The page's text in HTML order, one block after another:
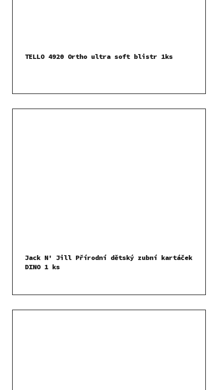
TELLO 4920 Ortho ultra soft blistr 1ks
Jack N' Jill Přírodní dětský zubní kartáček
DINO 1 ks